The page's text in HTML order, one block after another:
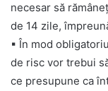
necesar să
de 14 zile,
▪ În mod
de risc vor trebui
ce presupune ca